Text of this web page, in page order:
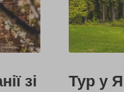
зі
Тур у